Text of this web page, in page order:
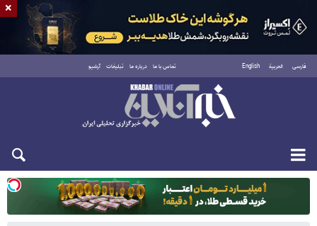
فارسی العربية English تماس با ما درباره ما تبلیغات آرشیو
یکشنبه ۱۸ مرداد ۱۴۰۵
×